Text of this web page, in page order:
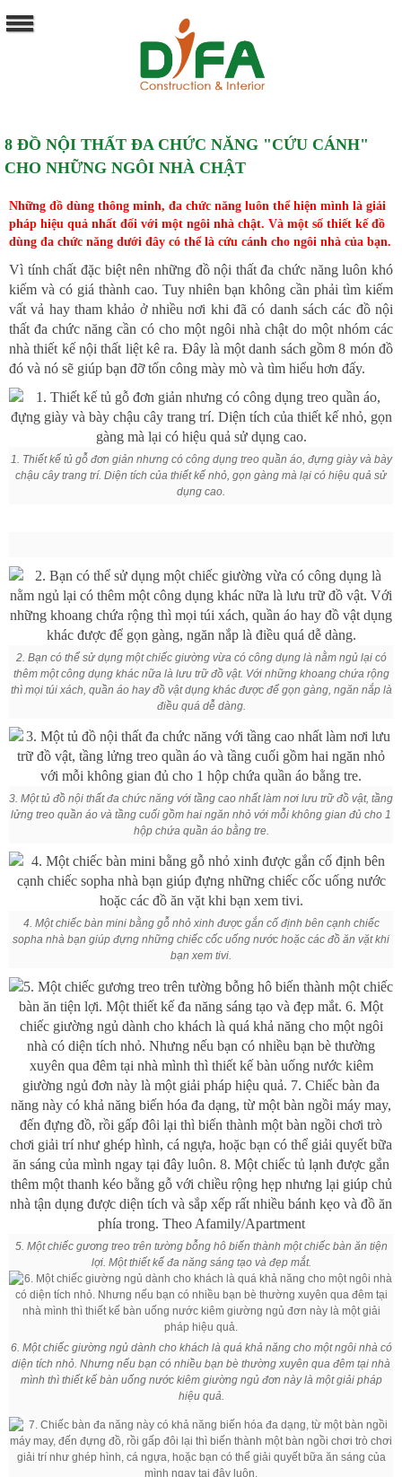
8 ĐỒ NỘI THẤT ĐA CHỨC NĂNG "CỨU CÁNH"
CHO NHỮNG NGÔI NHÀ CHẬT
Những đồ dùng thông minh, đa chức năng luôn thể hiện mình là giải
pháp hiệu quả nhất đối với một ngôi nhà chật. Và một số thiết kế đồ
dùng đa chức năng dưới đây có thể là cứu cánh cho ngôi nhà của bạn.
Vì tính chất đặc biệt nên những đồ nội thất đa chức năng luôn khó
kiếm và có giá thành cao. Tuy nhiên bạn không cần phải tìm kiếm
vất vả hay tham khảo ở nhiều nơi khi đã có danh sách các đồ nội
thất đa chức năng cần có cho một ngôi nhà chật do một nhóm các
nhà thiết kế nội thất liệt kê ra. Đây là một danh sách gồm 8 món đồ
đó và nó sẽ giúp bạn đỡ tốn công mày mò và tìm hiểu hơn đấy.
1. Thiết kế tủ gỗ đơn giản nhưng có công dụng treo quần áo, đựng giày và bày
chậu cây trang trí. Diện tích của thiết kế nhỏ, gọn gàng mà lại có hiệu quả sử
dụng cao.
2. Bạn có thể sử dụng một chiếc giường vừa có công dụng là nằm ngủ lại có
thêm một công dụng khác nữa là lưu trữ đồ vật. Với những khoang chứa rộng
thì mọi túi xách, quần áo hay đồ vật dụng khác được để gọn gàng, ngăn nắp là
điều quá dễ dàng.
3. Một tủ đồ nội thất đa chức năng với tầng cao nhất làm nơi lưu trữ đồ vật, tầng
lửng treo quần áo và tầng cuối gồm hai ngăn nhỏ với mỗi không gian đủ cho 1
hộp chứa quần áo bằng tre.
4. Một chiếc bàn mini bằng gỗ nhỏ xinh được gắn cố định bên cạnh chiếc
sopha nhà bạn giúp đựng những chiếc cốc uống nước hoặc các đồ ăn vặt khi
bạn xem tivi.
5. Một chiếc gương treo trên tường bỗng hô biến thành một chiếc bàn ăn tiện
lợi. Một thiết kế đa năng sáng tạo và đẹp mắt.
6. Một chiếc giường ngủ dành cho khách là quá khả năng cho một ngôi nhà có
diện tích nhỏ. Nhưng nếu bạn có nhiều bạn bè thường xuyên qua đêm tại nhà
mình thì thiết kế bàn uống nước kiêm giường ngủ đơn này là một giải pháp
hiệu quả.